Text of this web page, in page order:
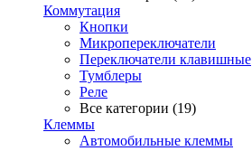
Коммутация
Кнопки
Микропереключатели
Переключатели клавишные
Тумблеры
Реле
Все категории (19)
Клеммы
Автомобильные клеммы